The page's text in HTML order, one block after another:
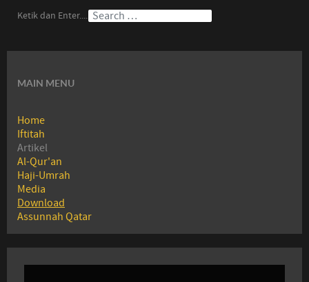
Ketik dan Enter....
MAIN MENU
Home
Iftitah
Artikel
Al-Qur'an
Haji-Umrah
Media
Download
Assunnah Qatar